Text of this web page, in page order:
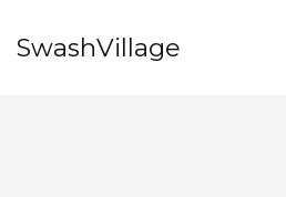
SwashVillage